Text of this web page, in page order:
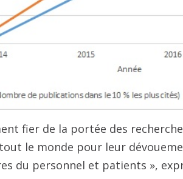
fier de la portée des
le monde pour leur
du personnel et patients »,